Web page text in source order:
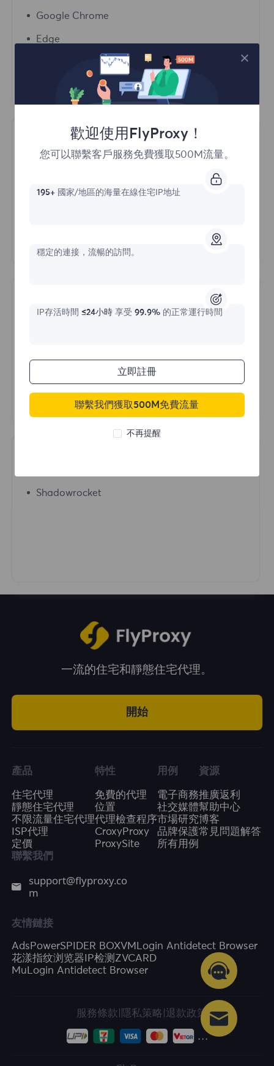
Google Chrome
Edge
Antidetect Browser
Bitbrowser
Windows
Shadowrocket
一流的住宅和靜態住宅代理。
開始
產品
住宅代理
靜態住宅代理
不限流量住宅代理
ISP代理
定價
特性
免費的代理
位置
代理檢查程序
CroxyProxy
ProxySite
用例
電子商務
社交媒體
市場研究
品牌保護
所有用例
資源
推廣返利
幫助中心
博客
常見問題解答
聯繫我們
support@flyproxy.co
m
友情鏈接
AdsPowerSPIDER BOXVMLogin Antidetect Browser
花漾指纹浏览器 IP检测 ZVCARD
MuLogin Antidetect Browser
服務條款 隱私策略 退款政策
歡迎使用FlyProxy！
您可以聯繫客戶服務免費獲取500M流量。
195+國家/地區的海量在線住宅IP地址
穩定的連接，流暢的訪問。
IP存活時間 ≤24小時享受 99.9%的正常運行時間
立即註冊
聯繫我們獲取500M免費流量
不再提醒